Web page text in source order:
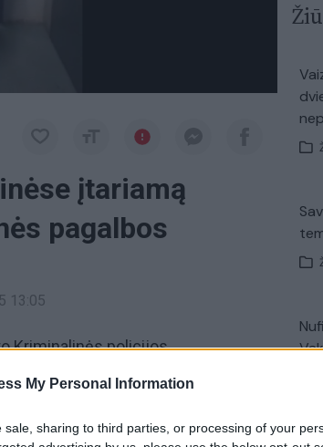
My Personal Information
sale, sharing to third parties, or processing of your
įtariamą
pagalbos
13:05
Kriminalinės policijos
gruodžio 14 d.
su įkalčiais sulaikė